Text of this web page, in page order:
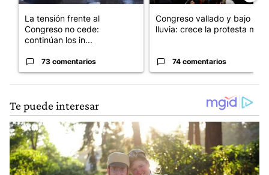
La tensión frente al
Congreso no cede:
continúan los in...
73 comentarios
Congreso vallado y bajo la
lluvia: crece la protesta mi...
74 comentarios